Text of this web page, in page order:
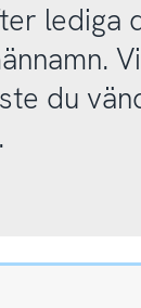
lediga
du